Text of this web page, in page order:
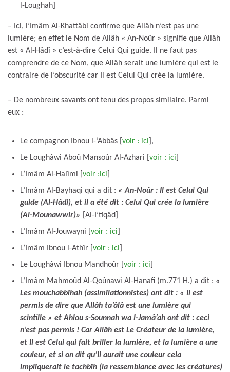
l-Loughah]
– Ici, l’Imâm Al-Khattâbi confirme que Allâh n’est pas une
lumière; en effet le Nom de Allâh « An-Noûr » signifie que Allâh
est « Al-Hâdî » c’est-à-dire Celui Qui guide. Il ne faut pas
comprendre de ce Nom, que Allâh serait une lumière qui est le
contraire de l’obscurité car Il est Celui Qui crée la lumière.
– De nombreux savants ont tenu des propos similaire. Parmi
eux :
Le compagnon Ibnou l-‘Abbâs [ voir : ici ],
Le Loughâwi Aboû Mansoûr Al-Azhari [ voir : ici
L’Imâm Al-Halîmi [ voir :ici
L’Imâm Al-Bayhaqi qui a dit : « An-Noûr : Il est Celui Qui
guide (Al-Hâdi), et il a été dit : Celui Qui crée la lumière
(Al-Mounawwir)»
[Al-I’tiqâd]
L’Imâm Al-Jouwayni [ voir : ici
L’Imâm Ibnou l-Athîr [ voir : ici
Le Loughâwi Ibnou Mandhoûr [ voir : ici
L’Imâm Mahmoûd Al-Qoûnawi Al-Hanafi (m.771 H.) a dit : «
Les mouchabbihah (assimilationnistes) ont dit : « Il est
permis de dire que Allâh ta’âlâ est une lumière qui
scintille » et Ahlou s-Sounnah wa l-Jamâ’ah ont dit : ceci
n’est pas permis ! Car Allâh est Le Créateur de la lumière,
et Il est Celui qui fait briller la lumière, et la lumière a une
couleur, et si on dit qu’Il aurait une couleur cela
impliquerait le tachbîh (la ressemblance avec les créatures)